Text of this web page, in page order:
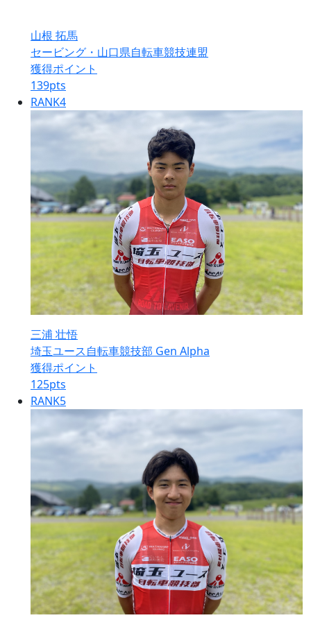
山根 拓馬
セービング・山口県自転車競技連盟
獲得ポイント
139pts
RANK4
三浦 壮悟
埼玉ユース自転車競技部 Gen Alpha
獲得ポイント
125pts
RANK5